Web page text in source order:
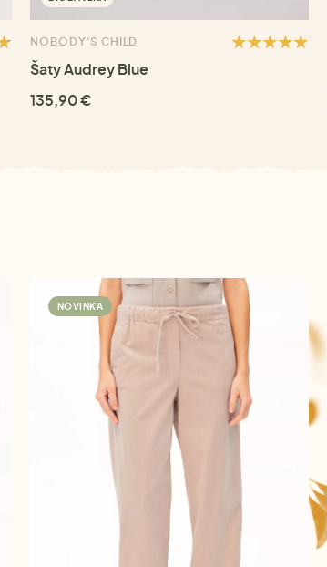
NOBODY'S CHILD
Šaty Audrey Blue
135,90 €
NOVINKA